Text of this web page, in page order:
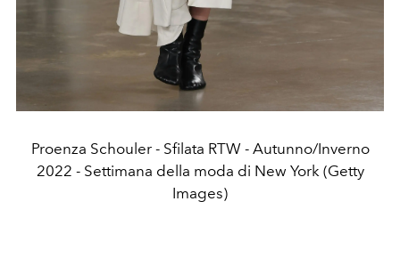
Proenza Schouler - Sfilata RTW - Autunno/Inverno
2022 - Settimana della moda di New York (Getty
Images)